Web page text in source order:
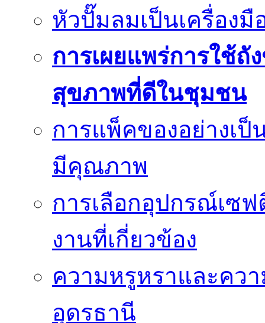
หัวปั๊มลมเป็นเครื่องมื
การเผยแพร่การใช้ถั
สุขภาพที่ดีในชุมชน
การแพ็คของอย่างเ
มีคุณภาพ
การเลือกอุปกรณ์เซ
งานที่เกี่ยวข้อง
ความหรูหราและคว
อุดรธานี